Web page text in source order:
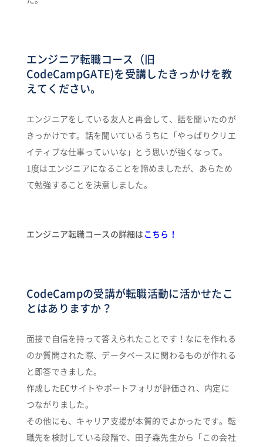
エンジニア転職コース（旧
CodeCampGATE)を受講したきっかけを教
えてください。
エンジニアをしている友人と再会して、話を聞いたのが
きっかけです。話を聞いているうちに「やっぱりクリエ
イティブな仕事っていいな」とう思いが強くなって。
1度はエンジニアになることを諦めましたが、あらため
て勉強することを決意しました。
エンジニア転職コースの詳細は こちら！
CodeCampの受講が転職活動に活かせたこ
とはありますか？
面接で自信を持って答えられたことです！なにを作れる
のか質問された際、データベースに関わるものが作れる
と即答できました。
作成したECサイトやポートフォリが評価され、内定に
つながりました。
その他にも、キャリア支援が本質的でよかったです。転
職先を検討している段階で、田子森先生から「この会社